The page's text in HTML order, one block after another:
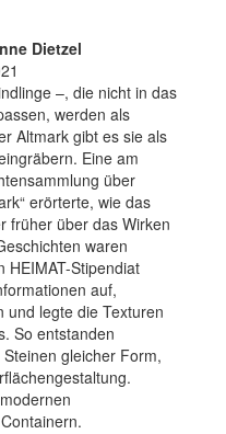
Dietzel
–, die nicht in das
werden als
Altmark gibt es sie als
Eine am
über
erörterte, wie das
früher über das Wirken
waren
HEIMAT-Stipendiat
auf,
und legte die Texturen
So entstanden
gleicher Form,